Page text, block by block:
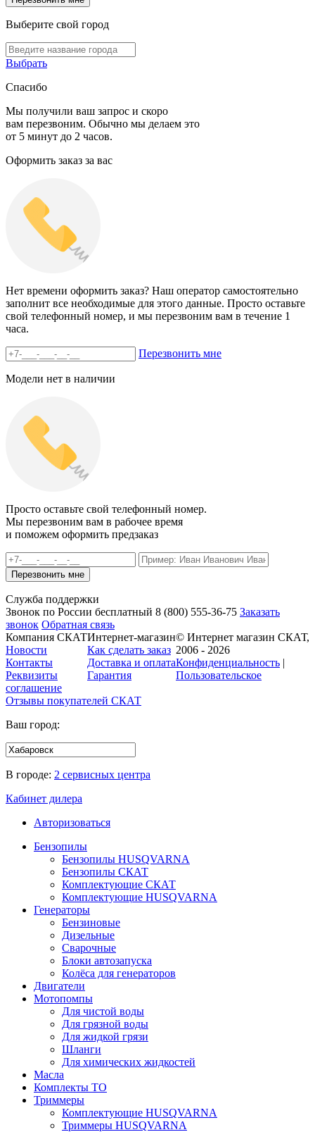
Выберите свой город
Выбрать
Спасибо
Мы получили ваш запрос и скоро
вам перезвоним. Обычно мы делаем это
от 5 минут до 2 часов.
Оформить заказ за вас
Нет времени оформить заказ? Наш оператор самостоятельно
заполнит все необходимые для этого данные. Просто оставьте
свой телефонный номер, и мы перезвоним вам в течение 1
часа.
Перезвонить мне
Модели нет в наличии
Просто оставьте свой телефонный номер.
Мы перезвоним вам в рабочее время
и поможем оформить предзаказ
Служба поддержки
Звонок по России бесплатный 8 (800) 555-36-75 Заказать
звонок Обратная связь
Компания СКАТ
Новости
Контакты
Реквизиты
Интернет-магазин
Как сделать заказ
Доставка и оплата
Гарантия
© Интернет магазин СКАТ,
2006 - 2026
Конфиденциальность |
Пользовательское
соглашение
Отзывы покупателей СКАТ
Ваш город:
В городе: 2 сервисных центра
Кабинет дилера
Авторизоваться
Бензопилы
Бензопилы HUSQVARNA
Бензопилы СКАТ
Комплектующие СКАТ
Комплектующие HUSQVARNA
Генераторы
Бензиновые
Дизельные
Сварочные
Блоки автозапуска
Колёса для генераторов
Двигатели
Мотопомпы
Для чистой воды
Для грязной воды
Для жидкой грязи
Шланги
Для химических жидкостей
Масла
Комплекты ТО
Триммеры
Комплектующие HUSQVARNA
Триммеры HUSQVARNA